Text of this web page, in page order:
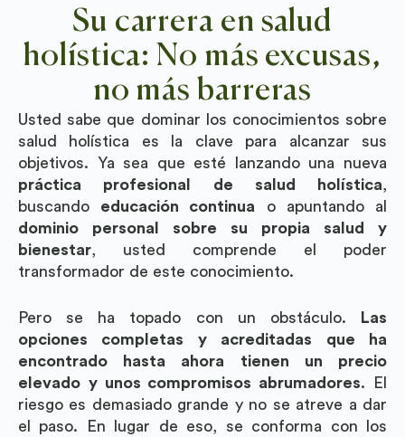
Su carrera en salud
holística: No más excusas,
no más barreras
Usted sabe que dominar los conocimientos sobre
salud holística es la clave para alcanzar sus
objetivos. Ya sea que esté lanzando una nueva
práctica profesional de salud holística,
buscando educación continua o apuntando al
dominio personal sobre su propia salud y
bienestar, usted comprende el poder
transformador de este conocimiento.
Pero se ha topado con un obstáculo.
Las
opciones completas y acreditadas que ha
encontrado hasta ahora tienen un precio
elevado y unos compromisos abrumadores. El
riesgo es demasiado grande y no se atreve a dar
el paso. En lugar de eso, se conforma con los